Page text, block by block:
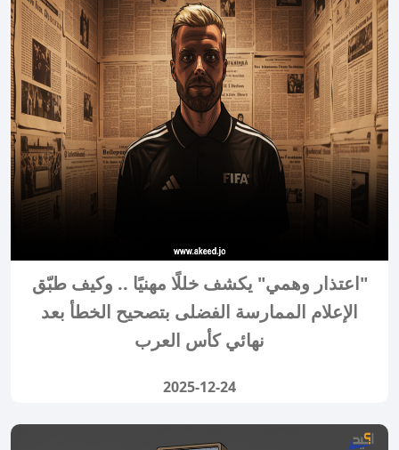
"اعتذار وهمي" يكشف خللًا مهنيًا .. وكيف طبّق
الإعلام الممارسة الفضلى بتصحيح الخطأ بعد
نهائي كأس العرب
2025-12-24